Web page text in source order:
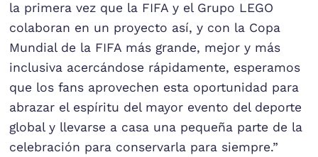
la primera vez que la FIFA y el Grupo LEGO
colaboran en un proyecto así, y con la Copa
Mundial de la FIFA más grande, mejor y más
inclusiva acercándose rápidamente, esperamos
que los fans aprovechen esta oportunidad para
abrazar el espíritu del mayor evento del deporte
global y llevarse a casa una pequeña parte de la
celebración para conservarla para siempre.”